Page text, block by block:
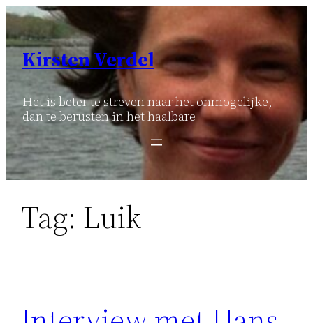
Ga
naar
inhoud
Kirsten Verdel
Het is beter te streven naar het onmogelijke,
dan te berusten in het haalbare
Tag: Luik